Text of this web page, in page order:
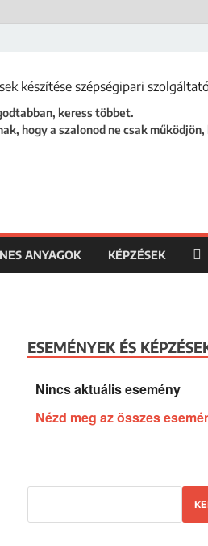
keress többet.
hogy a szalonod ne csak
ANYAGOK KÉPZÉSEK
ESEMÉNYEK ÉS
Nincs aktuális esemény
Nézd meg az összes